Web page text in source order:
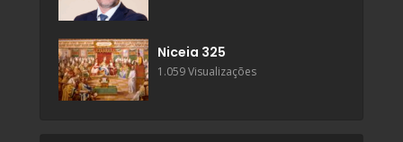
Niceia 325
1.059 Visualizações